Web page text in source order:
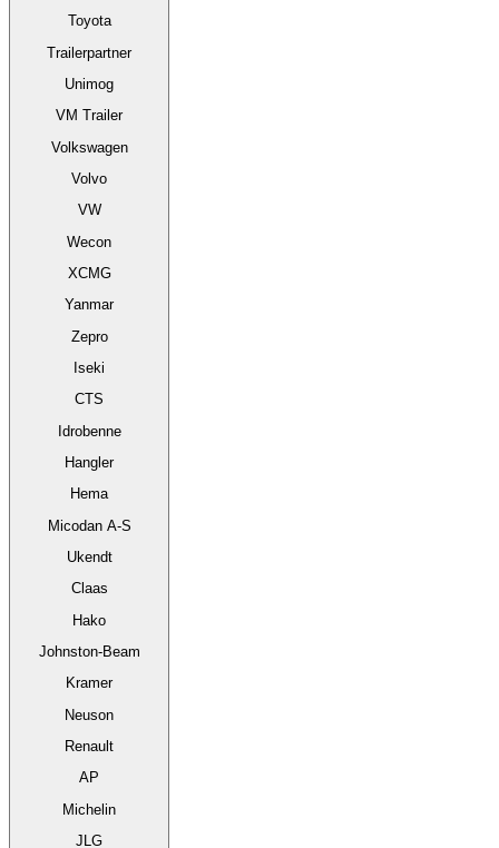
Toyota
Trailerpartner
Unimog
VM Trailer
Volkswagen
Volvo
VW
Wecon
XCMG
Yanmar
Zepro
Iseki
CTS
Idrobenne
Hangler
Hema
Micodan A-S
Ukendt
Claas
Hako
Johnston-Beam
Kramer
Neuson
Renault
AP
Michelin
JLG